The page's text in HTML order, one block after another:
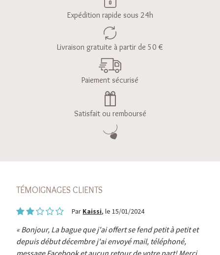
Expédition rapide sous 24h
Livraison gratuite à partir de 50 €
Paiement sécurisé
Satisfait ou remboursé
TÉMOIGNAGES CLIENTS
Par Kaissi, le 15/01/2024
Bonjour, La bague que j'ai offert se fend petit à petit et
depuis début décembre j'ai envoyé mail, téléphoné,
message Facebook et aucun retour de votre part! Merci